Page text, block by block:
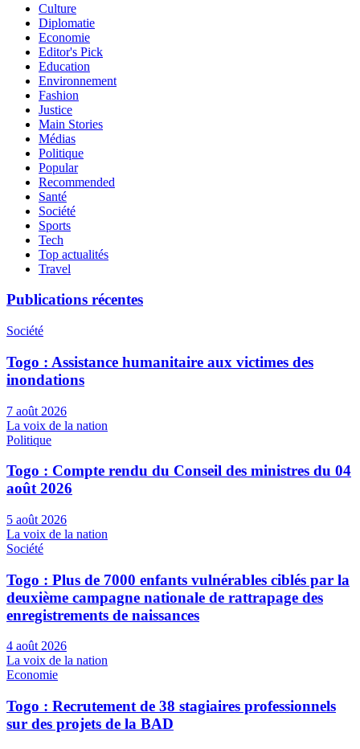
Culture
Diplomatie
Economie
Editor's Pick
Education
Environnement
Fashion
Justice
Main Stories
Médias
Politique
Popular
Recommended
Santé
Société
Sports
Tech
Top actualités
Travel
Publications récentes
Société
Togo : Assistance humanitaire aux victimes des
inondations
7 août 2026
La voix de la nation
Politique
Togo : Compte rendu du Conseil des ministres du 04
août 2026
5 août 2026
La voix de la nation
Société
Togo : Plus de 7000 enfants vulnérables ciblés par la
deuxième campagne nationale de rattrapage des
enregistrements de naissances
4 août 2026
La voix de la nation
Economie
Togo : Recrutement de 38 stagiaires professionnels
sur des projets de la BAD